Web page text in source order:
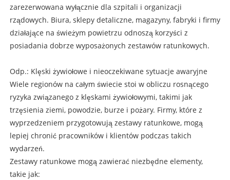
zarezerwowana wyłącznie dla szpitali i organizacji
rządowych. Biura, sklepy detaliczne, magazyny, fabryki i firmy
działające na świeżym powietrzu odnoszą korzyści z
posiadania dobrze wyposażonych zestawów ratunkowych.
Odp.: Klęski żywiołowe i nieoczekiwane sytuacje awaryjne
Wiele regionów na całym świecie stoi w obliczu rosnącego
ryzyka związanego z klęskami żywiołowymi, takimi jak
trzęsienia ziemi, powodzie, burze i pożary. Firmy, które z
wyprzedzeniem przygotowują zestawy ratunkowe, mogą
lepiej chronić pracowników i klientów podczas takich
wydarzeń.
Zestawy ratunkowe mogą zawierać niezbędne elementy,
takie jak: